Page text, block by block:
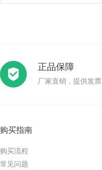
正品保障
厂家直销，提供发票
购买指南
购买流程
常见问题